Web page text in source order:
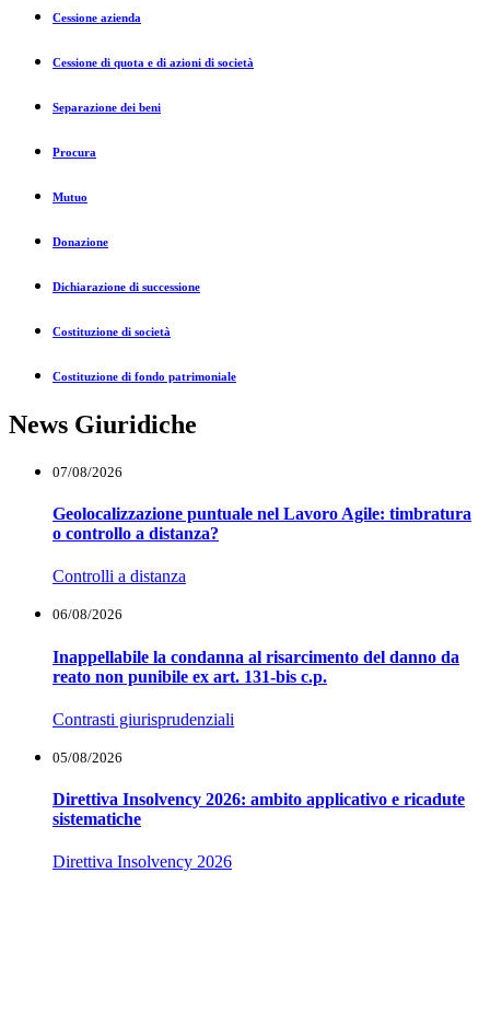
Cessione azienda
Cessione di quota e di azioni di società
Separazione dei beni
Procura
Mutuo
Donazione
Dichiarazione di successione
Costituzione di società
Costituzione di fondo patrimoniale
News Giuridiche
07/08/2026
Geolocalizzazione puntuale nel Lavoro Agile: timbratura
o controllo a distanza?
Controlli a distanza
06/08/2026
Inappellabile la condanna al risarcimento del danno da
reato non punibile ex art. 131-bis c.p.
Contrasti giurisprudenziali
05/08/2026
Direttiva Insolvency 2026: ambito applicativo e ricadute
sistematiche
Direttiva Insolvency 2026